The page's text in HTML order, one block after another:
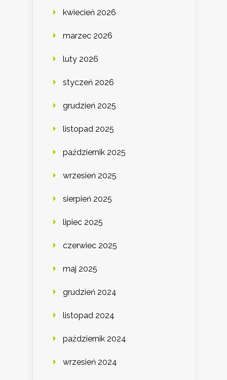
kwiecień 2026
marzec 2026
luty 2026
styczeń 2026
grudzień 2025
listopad 2025
październik 2025
wrzesień 2025
sierpień 2025
lipiec 2025
czerwiec 2025
maj 2025
grudzień 2024
listopad 2024
październik 2024
wrzesień 2024